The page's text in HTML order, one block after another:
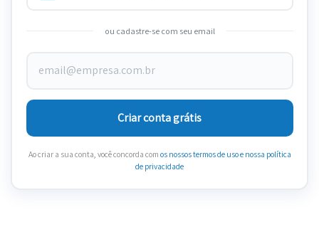
ou cadastre-se com seu email
Criar conta grátis
Ao criar a sua conta, você concorda com os nossos termos de usoe nossa política
de privacidade